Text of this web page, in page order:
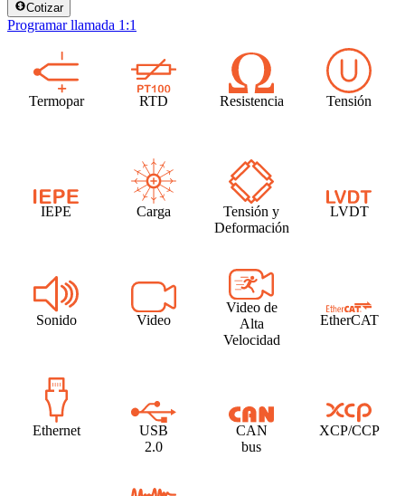
Cotizar
Programar llamada 1:1
Termopar RTD Resistencia Tensión
IEPE Carga
Tensión y
Deformación
LVDT
Sonido Video
Video de
Alta
Velocidad
EtherCAT
Ethernet
USB
2.0
CAN
bus
XCP/CCP